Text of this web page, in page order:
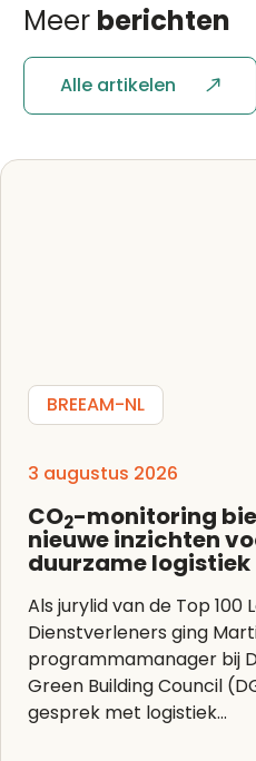
Meer berichten
Alle artikelen
BREEAM-NL
3 augustus 2026
CO2-monitoring
nieuwe inzichten
duurzame logistiek
Als jurylid van de Top 100
Dienstverleners ging
programmamanager bij
Green Building Council
gesprek met logistiek...